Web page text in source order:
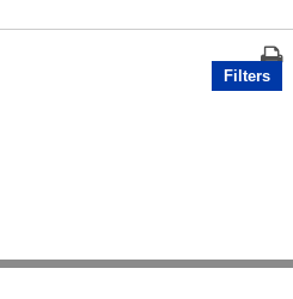
Filters